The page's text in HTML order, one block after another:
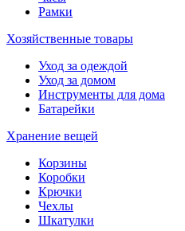
Рамки
Хозяйственные товары
Уход за одеждой
Уход за домом
Инструменты для дома
Батарейки
Хранение вещей
Корзины
Коробки
Крючки
Чехлы
Шкатулки